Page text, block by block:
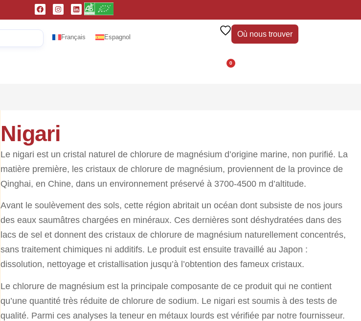
Français Espagnol
0
Où nous trouver
Nigari
Le nigari est un cristal naturel de chlorure de magnésium d’origine marine, non purifié. La
matière première, les cristaux de chlorure de magnésium, proviennent de la province de
Qinghai, en Chine, dans un environnement préservé à 3700-4500 m d’altitude.
Avant le soulèvement des sols, cette région abritait un océan dont subsiste de nos jours
des eaux saumâtres chargées en minéraux. Ces dernières sont déshydratées dans des
lacs de sel et donnent des cristaux de chlorure de magnésium naturellement concentrés,
sans traitement chimiques ni additifs. Le produit est ensuite travaillé au Japon :
dissolution, nettoyage et cristallisation jusqu’à l’obtention des fameux cristaux.
Le chlorure de magnésium est la principale composante de ce produit qui ne contient
qu’une quantité très réduite de chlorure de sodium. Le nigari est soumis à des tests de
qualité. Parmi ces analyses la teneur en métaux lourds est vérifiée par notre fournisseur.